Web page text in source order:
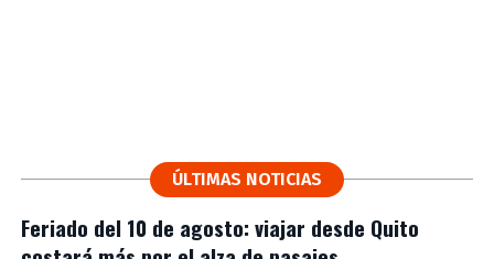
ÚLTIMAS NOTICIAS
Feriado del 10 de agosto: viajar desde Quito